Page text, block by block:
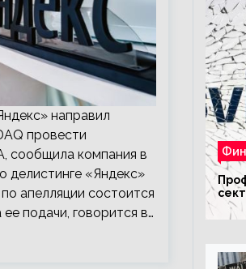
направил
провести
сообщила компания в
делистинге «Яндекс»
апелляции состоится
подачи, говорится в…